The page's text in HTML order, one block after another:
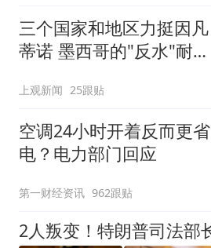
三个国家和地区力挺因凡
蒂诺 墨西哥的"反水"耐人
上观新闻 25跟贴
空调24小时开着反而更省
电？电力部门回应
第一财经资讯 962跟贴